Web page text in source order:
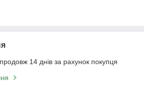
14 днів за рахунок покупця